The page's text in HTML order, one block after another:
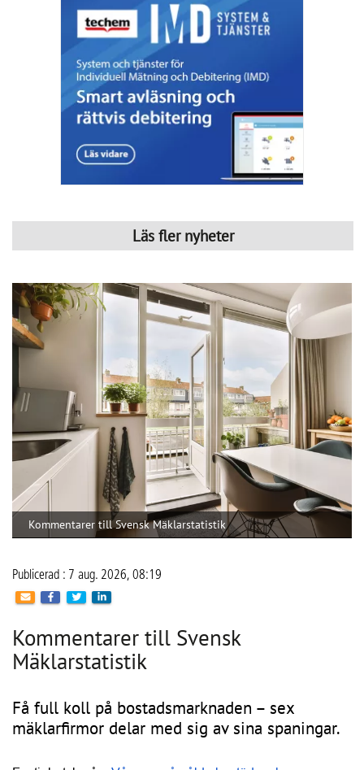
traditionell fastighetsförvaltning med allt från grönyteskötsel
och ronderingar till teknisk support, felanmälan och
brandskyddsarbete. På senare år har stigande
energikostnader och ett ökat fokus på hållbarhet också
gjort energioptimering, solceller och individuell mätning
och debitering (IMD) till en viktigare del av verksamheten.
Företaget har sin bas i Västra Götaland men arbetar
tillsammans med ett brett nätverk av underentreprenörer.
Det gör att CoLin kan hjälpa bostadsrättsföreningar i stora
som ett system där el- och varmvattenförbrukningen mäts
och debiteras separat för varje lägenhet i en
den egna användningen ökar också incitamentet att
minska förbrukningen. Enligt Conny kan
vattenanvändningen ofta minska med omkring 20 procent
efter att IMD har införts.
“Vattenanvändningen kan minska med omkring 20 procent
med IMD.”
Conny Lindskog, CoLin Fastighetsservice
När IMD införs kan föreningen dessutom samla
elabonnemangen i ett gemensamt avtal i stället för att varje
hushåll har ett eget. Det kan sänka
abonnemangskostnaden för hushållen och samtidigt ge en
mer rättvis fördelning av den faktiska förbrukningen. För
stärka ekonomin över tid och bidra till ett högre
fastighetsvärde. Miljöaspekten är minst lika viktig, menar
arbeta aktivt med att minska sin resursanvändning.